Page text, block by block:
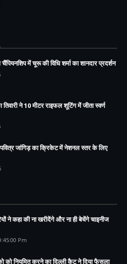
में चूरू की विधि शर्मा का शानदार प्रदर्शन
तिवारी ने 10 मीटर राइफल शूटिंग में जीता स्वर्ण
जांगिड़ का क्रिकेट में नेशनल स्तर के लिए
ने कहा की ना खरीदेंगे और ना ही बेचेंगे चाइनीज
Pm
को नियमित करने का दिल्ली कैट ने दिया फैसला